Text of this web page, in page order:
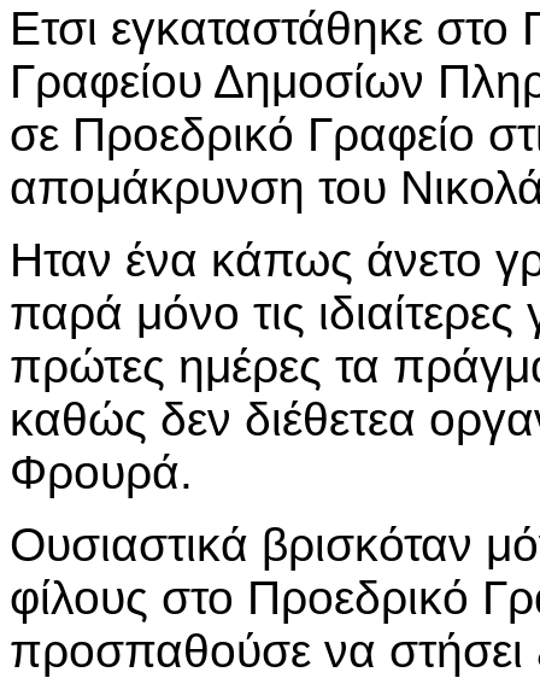
Ετσι εγκαταστάθηκε στο
Γραφείου Δημοσίων
σε Προεδρικό Γραφείο
απομάκρυνση του
Ηταν ένα κάπως άνετο
παρά μόνο τις
πρώτες ημέρες τα
καθώς δεν διέθετεα
Φρουρά.
Ουσιαστικά βρισκόταν
φίλους στο Προεδρικό
προσπαθούσε να στήσει